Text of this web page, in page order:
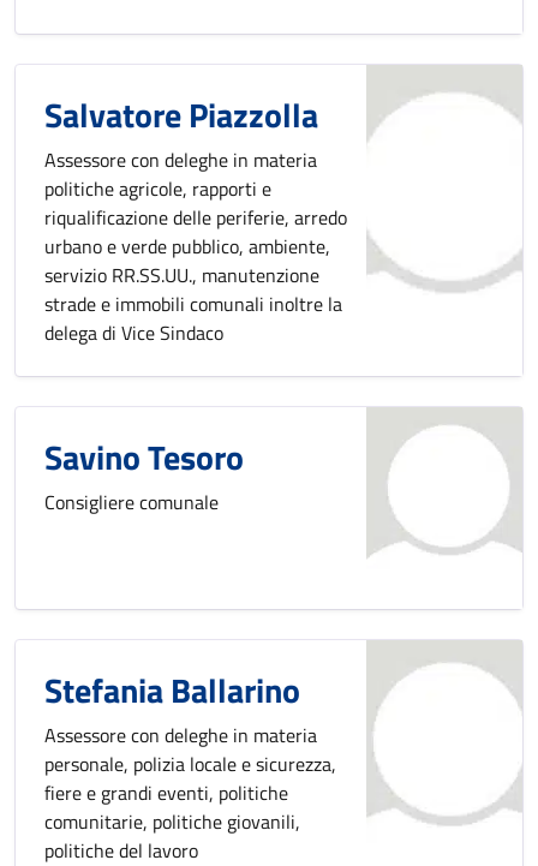
Salvatore Piazzolla
Assessore con deleghe in materia
politiche agricole, rapporti e
riqualificazione delle periferie, arredo
urbano e verde pubblico, ambiente,
servizio RR.SS.UU., manutenzione
strade e immobili comunali inoltre la
delega di Vice Sindaco
Savino Tesoro
Consigliere comunale
Stefania Ballarino
Assessore con deleghe in materia
personale, polizia locale e sicurezza,
fiere e grandi eventi, politiche
comunitarie, politiche giovanili,
politiche del lavoro